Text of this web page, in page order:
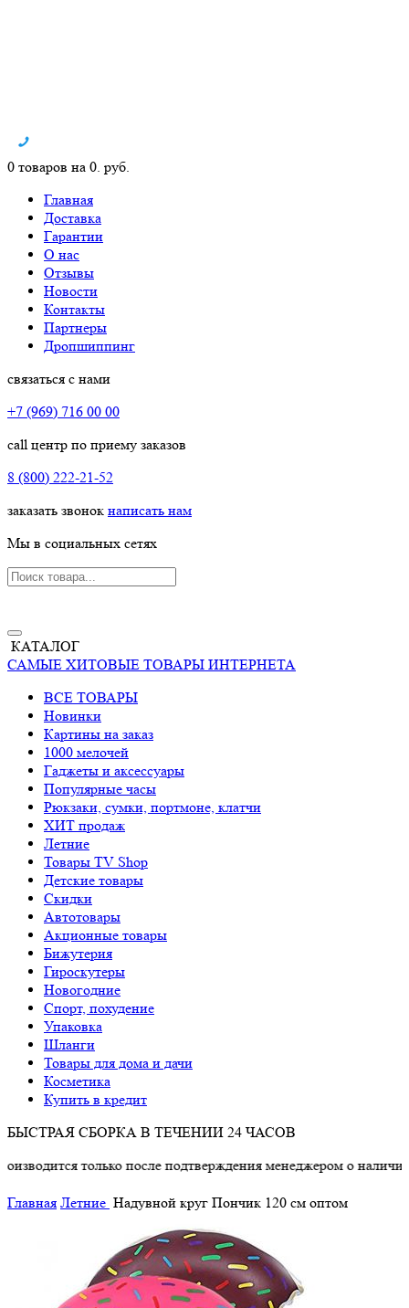
0 товаров на 0. руб.
Главная
Доставка
Гарантии
О нас
Отзывы
Новости
Контакты
Партнеры
Дропшиппинг
связаться с нами
+7 (969) 716 00 00
call центр по приему заказов
8 (800) 222-21-52
заказать звонок написать нам
Мы в социальных сетях
КАТАЛОГ
САМЫЕ ХИТОВЫЕ ТОВАРЫ ИНТЕРНЕТА
ВСЕ ТОВАРЫ
Новинки
Картины на заказ
1000 мелочей
Гаджеты и аксессуары
Популярные часы
Рюкзаки, сумки, портмоне, клатчи
ХИТ продаж
Летние
Товары TV Shop
Детские товары
Cкидки
Автотовары
Акционные товары
Бижутерия
Гироскутеры
Новогодние
Спорт, похудение
Упаковка
Шланги
Товары для дома и дачи
Косметика
Купить в кредит
БЫСТРАЯ СБОРКА В ТЕЧЕНИИ 24 ЧАСОВ
только после подтверждения менеджером о наличии
Главная Летние Надувной круг Пончик 120 см оптом